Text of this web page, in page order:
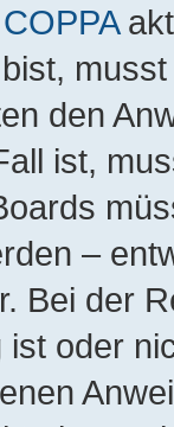
COPPA
den
ist,
–
Bei der
oder